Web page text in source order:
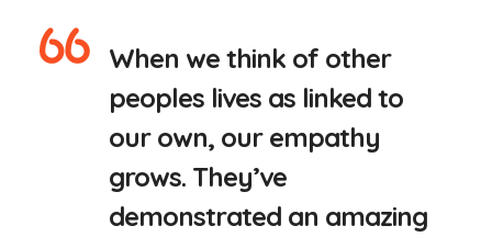
When we think of other
peoples lives as linked to
our own, our empathy
grows. They’ve
demonstrated an amazing